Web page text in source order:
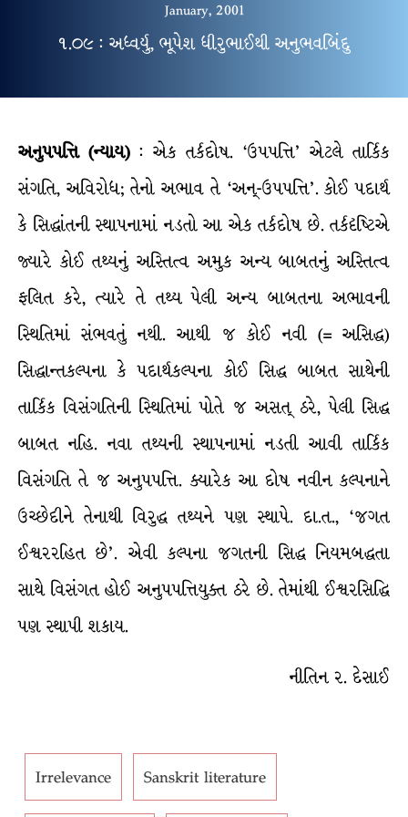
January, 2001
૧.૦૯ : અધ્વર્યુ, ભૂપેશ ધીરુભાઈથી અનુભવબિંદુ
અનુપપત્તિ (ન્યાય) : એક તર્કદોષ. ‘ઉપપત્તિ’ એટલે તાર્કિક
સંગતિ, અવિરોધ; તેનો અભાવ તે ‘અન્-ઉપપત્તિ’. કોઈ પદાર્થ
કે સિદ્ધાંતની સ્થાપનામાં નડતો આ એક તર્કદોષ છે. તર્કદૃષ્ટિએ
જ્યારે કોઈ તથ્યનું અસ્તિત્વ અમુક અન્ય બાબતનું અસ્તિત્વ
ફલિત કરે, ત્યારે તે તથ્ય પેલી અન્ય બાબતના અભાવની
સ્થિતિમાં સંભવતું નથી. આથી જ કોઈ નવી (= અસિદ્ધ)
સિદ્ધાન્તકલ્પના કે પદાર્થકલ્પના કોઈ સિદ્ધ બાબત સાથેની
તાર્કિક વિસંગતિની સ્થિતિમાં પોતે જ અસત્ ઠરે, પેલી સિદ્ધ
બાબત નહિ. નવા તથ્યની સ્થાપનામાં નડતી આવી તાર્કિક
વિસંગતિ તે જ અનુપપત્તિ. ક્યારેક આ દોષ નવીન કલ્પનાને
ઉચ્છેદીને તેનાથી વિરુદ્ધ તથ્યને પણ સ્થાપે. દા.ત., ‘જગત
ઈશ્વરરહિત છે’. એવી કલ્પના જગતની સિદ્ધ નિયમબદ્ધતા
સાથે વિસંગત હોઈ અનુપપત્તિયુક્ત ઠરે છે. તેમાંથી ઈશ્વરસિદ્ધિ
પણ સ્થાપી શકાય.
નીતિન ર. દેસાઈ
Irrelevance Sanskrit literature